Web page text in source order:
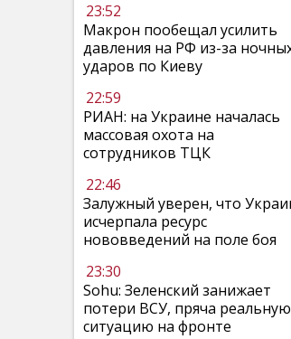
23:52
Макрон пообещал усилить
давления на РФ из-за
ударов по Киеву
22:59
РИАН: на Украине началась
массовая охота на
сотрудников ТЦК
22:46
Залужный уверен, что
исчерпала ресурс
нововведений на поле боя
23:30
Sohu: Зеленский занижает
потери ВСУ, пряча реальную
ситуацию на фронте